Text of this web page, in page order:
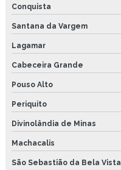
Conquista
Santana da Vargem
Lagamar
Cabeceira Grande
Pouso Alto
Periquito
Divinolândia de Minas
Machacalis
São Sebastião da Bela Vista